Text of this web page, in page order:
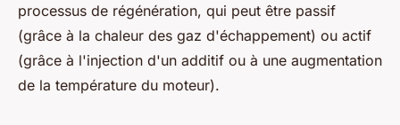
processus de régénération, qui peut être passif
(grâce à la chaleur des gaz d'échappement) ou actif
(grâce à l'injection d'un additif ou à une augmentation
de la température du moteur).